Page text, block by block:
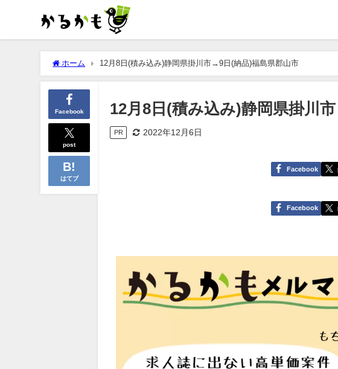
ホーム 12月8日(積み込み)静岡県掛川市→9日(納品)福島県郡山市
Facebook
post
はてブ
12月8日(積み込み)静岡県掛川
PR 2022年12月6日
Facebook
Facebook